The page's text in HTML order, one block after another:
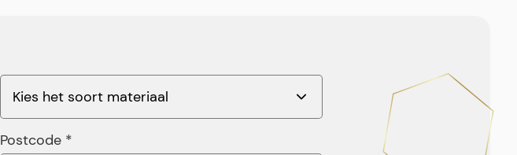
Postcode *